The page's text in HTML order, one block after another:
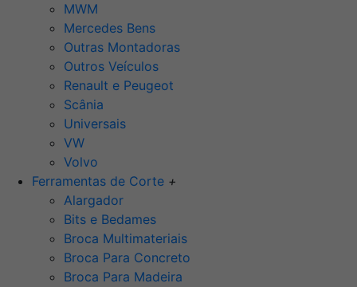
MWM
Mercedes Bens
Outras Montadoras
Outros Veículos
Renault e Peugeot
Scânia
Universais
VW
Volvo
Ferramentas de Corte +
Alargador
Bits e Bedames
Broca Multimateriais
Broca Para Concreto
Broca Para Madeira